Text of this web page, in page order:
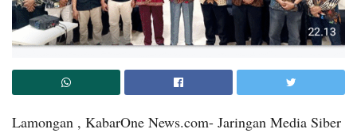
Lamongan , KabarOne News.com- Jaringan Media Siber